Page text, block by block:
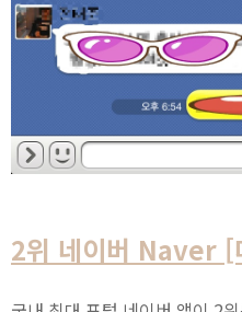
2위 네이버 Naver [